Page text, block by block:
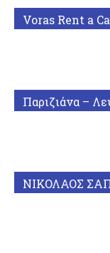
Voras Rent a
Παριζιάνα –
ΝΙΚΟΛΑΟΣ